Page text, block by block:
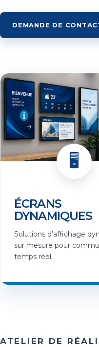
DEMANDE DE
🖥️
ÉCRANS
DYNAMIQUES
Solutions d’affichage
sur mesure pour
temps réel.
ATELIER DE